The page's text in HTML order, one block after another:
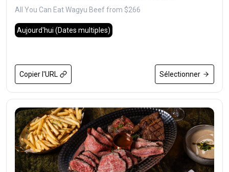
All You Can Eat Wagyu Beef from $266
Aujourd'hui (Dates multiples)
Copier l'URL Sélectionner